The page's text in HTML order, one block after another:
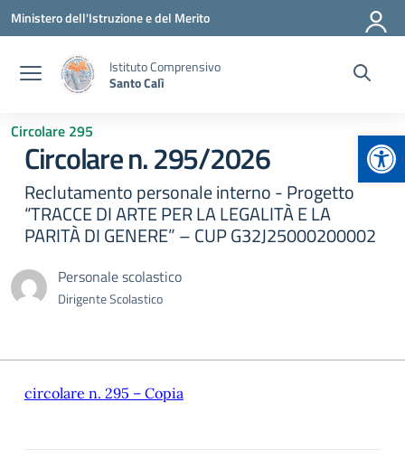
Vai ai contenuti
Vai al menu di navigazione
Vai al footer
Ministero dell'Istruzione e del Merito
Istituto Comprensivo
Santo Calì
Circolare 295
Circolare n. 295/2026
Reclutamento personale interno - Progetto
“TRACCE DI ARTE PER LA LEGALITÀ E LA
PARITÀ DI GENERE” – CUP G32J25000200002
Personale scolastico
Dirigente Scolastico
circolare n. 295 – Copia